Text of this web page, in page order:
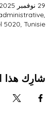
29 نوفمبر 2025، 6:00 م
5020, Tunisie
شارِك هذا